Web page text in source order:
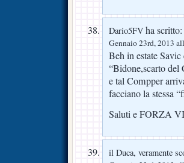
Dario5FV ha scritto:
Gennaio 23rd, 2013
Beh in estate
“Bidone,scarto
e tal Compper
facciano la stessa
Saluti e FORZA
il Duca, veramente